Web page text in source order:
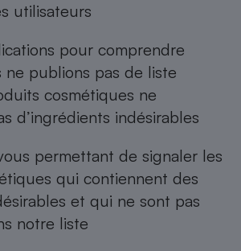
utilisateurs
pour comprendre
publions pas de liste
cosmétiques ne
d’ingrédients indésirables
permettant de signaler les
qui contiennent des
et qui ne sont pas
notre liste